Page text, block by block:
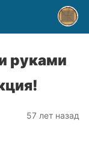
руками
57 лет назад